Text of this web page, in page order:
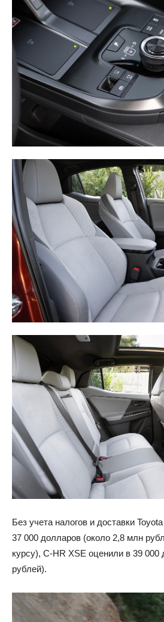
Без учета налогов и доставки
37 000 долларов (около 2,8 млн
курсу), C-HR XSE оценили в 39
рублей).